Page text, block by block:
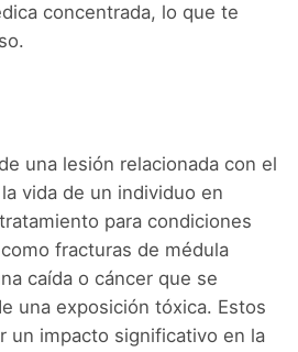
concentrada, lo que te
una lesión relacionada con el
vida de un individuo en
para condiciones
fracturas de médula
caída o cáncer que se
una exposición tóxica. Estos
un impacto significativo en la